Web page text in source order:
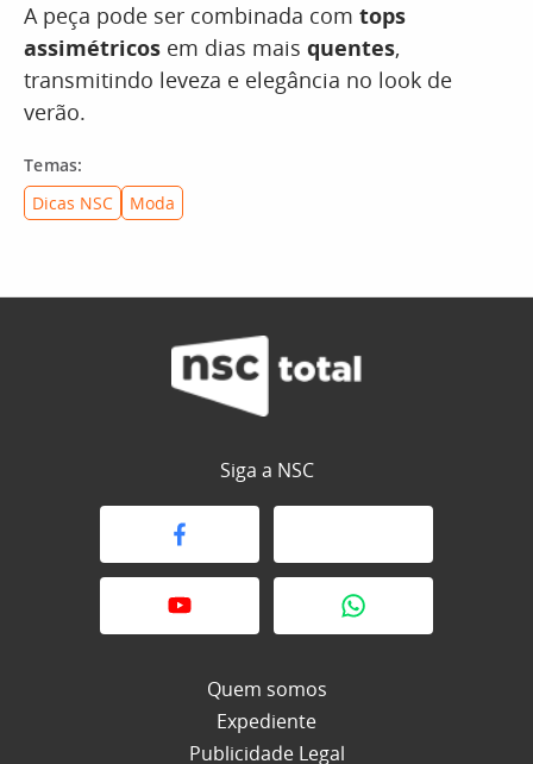
A peça pode ser combinada com tops
assimétricos em dias mais quentes,
transmitindo leveza e elegância no look de
verão.
Temas:
Dicas NSC
Moda
Siga a NSC
Quem somos
Expediente
Publicidade Legal